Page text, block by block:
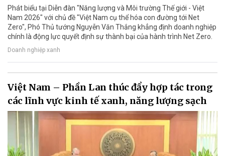
Phát biểu tại Diễn đàn "Năng lượng và Môi trường Thế giới - Việt
Nam 2026" với chủ đề "Việt Nam cụ thể hóa con đường tới Net
Zero", Phó Thủ tướng Nguyễn Văn Thắng khẳng định doanh nghiệp
chính là động lực quyết định sự thành bại của hành trình Net Zero.
Doanh nghiệp xanh
Việt Nam – Phần Lan thúc đẩy hợp tác trong
các lĩnh vực kinh tế xanh, năng lượng sạch